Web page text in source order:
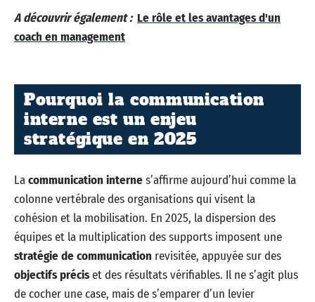
A découvrir également : Le rôle et les avantages d'un
coach en management
Pourquoi la communication
interne est un enjeu
stratégique en 2025
Lacommunication internes’affirme aujourd’hui comme la
colonne vertébrale des organisations qui visent la
cohésion et la mobilisation. En 2025, la dispersion des
équipes et la multiplication des supports imposent une
stratégie de communication revisitée, appuyée sur des
objectifs préciset des résultats vérifiables. Il ne s’agit plus
de cocher une case, mais de s’emparer d’un levier